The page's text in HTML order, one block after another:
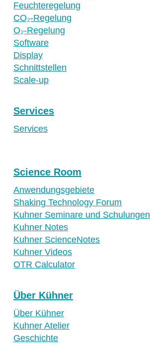
Feuchteregelung
CO₂-Regelung
O₂-Regelung
Software
Display
Schnittstellen
Scale-up
Services
Services
Science Room
Anwendungsgebiete
Shaking Technology Forum
Kuhner Seminare und Schulungen
Kuhner Notes
Kuhner ScienceNotes
Kuhner Videos
OTR Calculator
Über Kühner
Über Kühner
Kuhner Atelier
Geschichte